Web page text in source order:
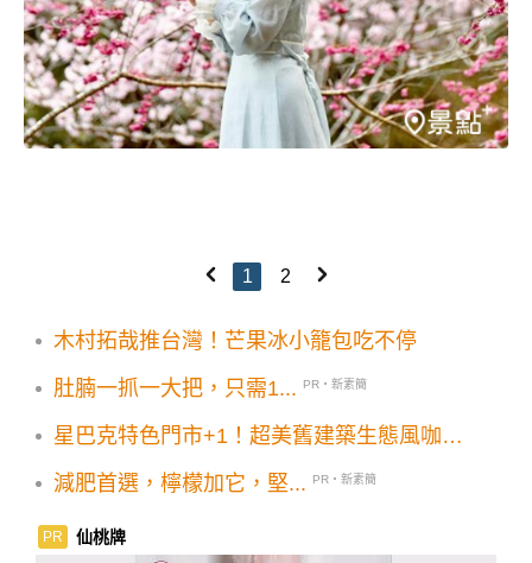
1 2
木村拓哉推台灣！芒果冰小籠包吃不停
肚腩一抓一大把，只需1...
PR・新素簡
星巴克特色門市+1！超美舊建築生態風咖啡
減肥首選，檸檬加它，堅...
PR・新素簡
PR 仙桃牌